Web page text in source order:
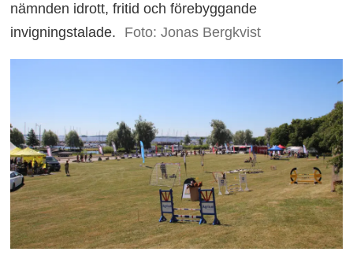
nämnden idrott, fritid och förebyggande
invigningstalade.
Foto: Jonas Bergkvist